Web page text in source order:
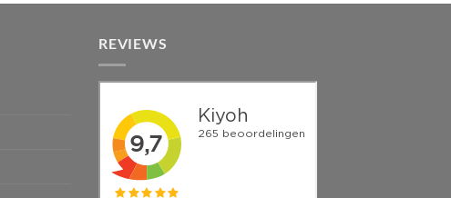
REVIEWS